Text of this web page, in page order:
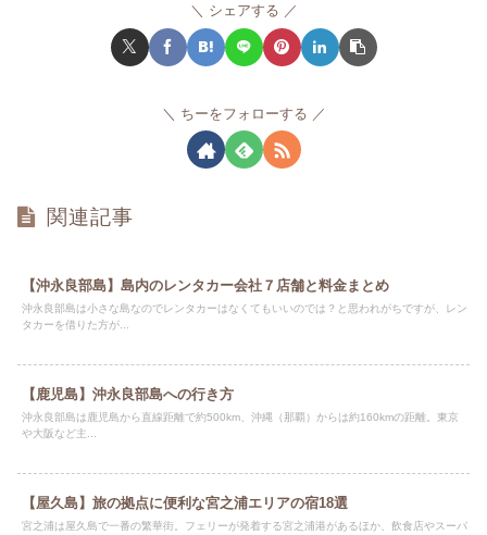
シェアする
ちーをフォローする
関連記事
【沖永良部島】島内のレンタカー会社７店舗と料金まとめ
沖永良部島は小さな島なのでレンタカーはなくてもいいのでは？と思われがちですが、レン
タカーを借りた方が...
【鹿児島】沖永良部島への行き方
沖永良部島は鹿児島から直線距離で約500km、沖縄（那覇）からは約160kmの距離。東京
や大阪など主...
【屋久島】旅の拠点に便利な宮之浦エリアの宿18選
宮之浦は屋久島で一番の繁華街。フェリーが発着する宮之浦港があるほか、飲食店やスーパ